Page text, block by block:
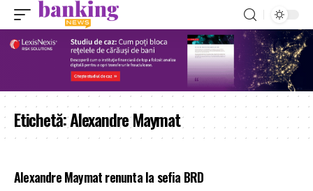
Etichetă:Alexandre Maymat
Alexandre Maymat renunta la sefia BRD